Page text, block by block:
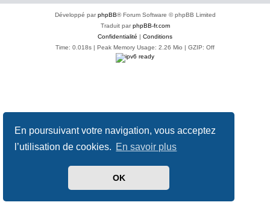
En poursuivant votre navigation, vous acceptez
l’utilisation de cookies. En savoir plus
OK
Développé parphpBB® Forum Software © phpBB Limited
Traduit parphpBB-fr.com
Confidentialité | Conditions
Time: 0.018s | Peak Memory Usage: 2.26 Mio | GZIP: Off